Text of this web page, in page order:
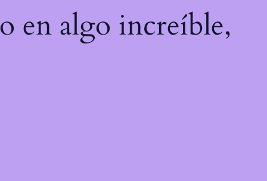
en algo increíble,